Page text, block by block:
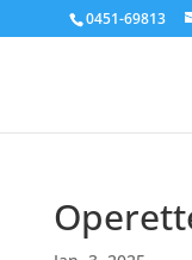
0451-69813